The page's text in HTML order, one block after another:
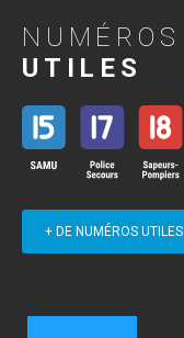
NUMÉROS
UTILES
+ DE NUMÉROS UTILES